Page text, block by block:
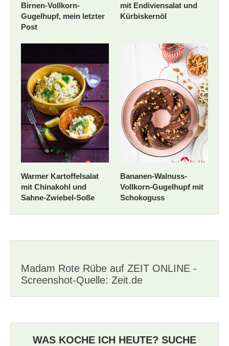
Birnen-Vollkorn-
Gugelhupf, mein letzter
Post
mit Endiviensalat und
Kürbiskernöl
Warmer Kartoffelsalat
mit Chinakohl und
Sahne-Zwiebel-Soße
Bananen-Walnuss-
Vollkorn-Gugelhupf mit
Schokoguss
Madam Rote Rübe auf ZEIT ONLINE -
Screenshot-Quelle: Zeit.de
WAS KOCHE ICH HEUTE? SUCHE